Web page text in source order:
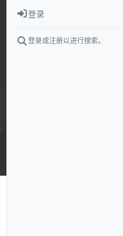
登录
登录或注册以进行搜索。